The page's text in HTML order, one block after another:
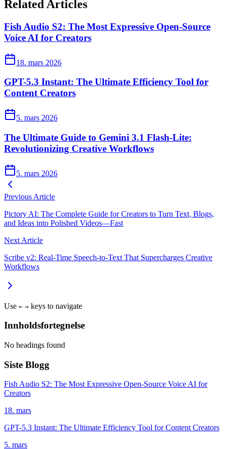
Related Articles
Fish Audio S2: The Most Expressive Open-Source
Voice AI for Creators
18. mars 2026
GPT-5.3 Instant: The Ultimate Efficiency Tool for
Content Creators
5. mars 2026
The Ultimate Guide to Gemini 3.1 Flash-Lite:
Revolutionizing Creative Workflows
5. mars 2026
Previous Article
Pictory AI: The Complete Guide for Creators to Turn Text, Blogs,
and Ideas into Polished Videos—Fast
Next Article
Scribe v2: Real-Time Speech-to-Text That Supercharges Creative
Workflows
Use ← → keys to navigate
Innholdsfortegnelse
No headings found
Siste Blogg
Fish Audio S2: The Most Expressive Open-Source Voice AI for
Creators
18. mars
GPT-5.3 Instant: The Ultimate Efficiency Tool for Content Creators
5. mars